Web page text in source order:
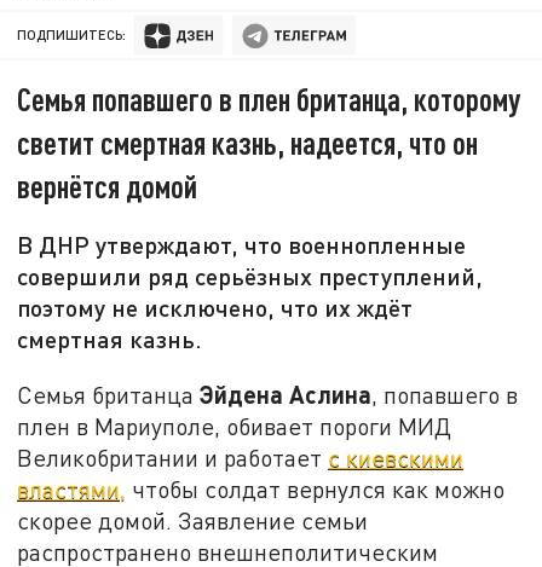
ПОДПИШИТЕСЬ:
Семья попавшего в плен британца, которому
светит смертная казнь, надеется, что он
вернётся домой
В ДНР утверждают, что военнопленные
совершили ряд серьёзных преступлений,
поэтому не исключено, что их ждёт
смертная казнь.
Семья британцаЭйдена Аслина, попавшего в
плен в Мариуполе, обивает пороги МИД
Великобритании и работает с киевскими
властями, чтобы солдат вернулся как можно
скорее домой. Заявление семьи
распространено внешнеполитическим